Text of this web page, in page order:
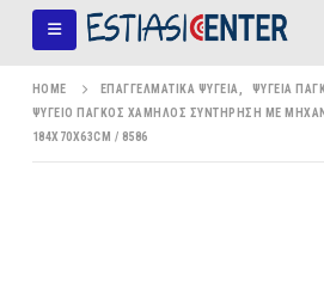
HOME ΕΠΑΓΓΕΛΜΑΤΙΚΆ ΨΥΓΕΊΑ
ΨΥΓΕΊΑ
ΨΥΓΕΊΟ ΠΆΓΚΟΣ ΧΑΜΗΛΌΣ ΣΥΝΤΉΡΗΣΗ ΜΕ ΜΗΧΑΝΉ
184X70X63CM / 8586